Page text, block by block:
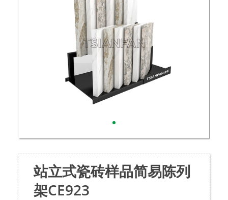
站立式瓷砖样品简易陈列
架CE923